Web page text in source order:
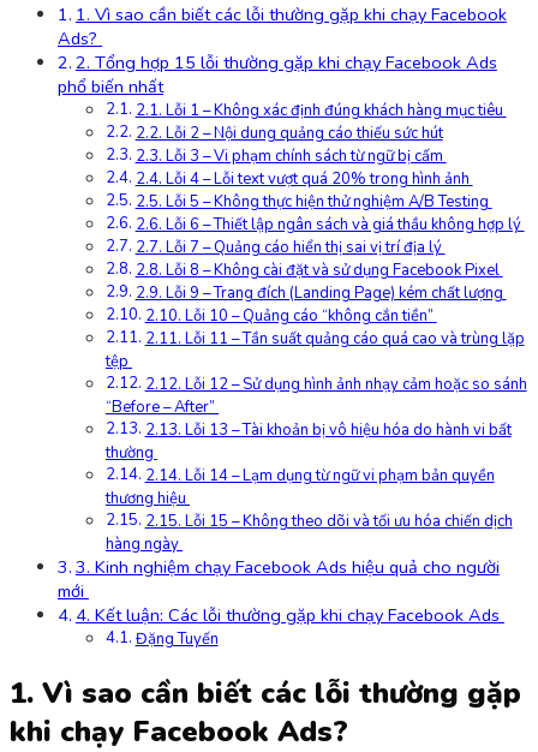
1. Vì sao cần biết các lỗi thường gặp khi chạy Facebook
Ads?
2. Tổng hợp 15 lỗi thường gặp khi chạy Facebook Ads
phổ biến nhất
2.1. Lỗi 1 – Không xác định đúng khách hàng mục tiêu
2.2. Lỗi 2 – Nội dung quảng cáo thiếu sức hút
2.3. Lỗi 3 – Vi phạm chính sách từ ngữ bị cấm
2.4. Lỗi 4 – Lỗi text vượt quá 20% trong hình ảnh
2.5. Lỗi 5 – Không thực hiện thử nghiệm A/B Testing
2.6. Lỗi 6 – Thiết lập ngân sách và giá thầu không hợp lý
2.7. Lỗi 7 – Quảng cáo hiển thị sai vị trí địa lý
2.8. Lỗi 8 – Không cài đặt và sử dụng Facebook Pixel
2.9. Lỗi 9 – Trang đích (Landing Page) kém chất lượng
2.10. Lỗi 10 – Quảng cáo “không cắn tiền”
2.11. Lỗi 11 – Tần suất quảng cáo quá cao và trùng lặp
tệp
2.12. Lỗi 12 – Sử dụng hình ảnh nhạy cảm hoặc so sánh
“Before – After”
2.13. Lỗi 13 – Tài khoản bị vô hiệu hóa do hành vi bất
thường
2.14. Lỗi 14 – Lạm dụng từ ngữ vi phạm bản quyền
thương hiệu
2.15. Lỗi 15 – Không theo dõi và tối ưu hóa chiến dịch
hàng ngày
3. Kinh nghiệm chạy Facebook Ads hiệu quả cho người
mới
4. Kết luận: Các lỗi thường gặp khi chạy Facebook Ads
Đặng Tuyến
1. Vì sao cần biết các lỗi thường gặp
khi chạy Facebook Ads?